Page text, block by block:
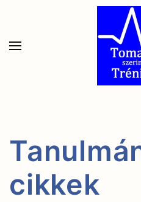
Skip to main content
cikkek